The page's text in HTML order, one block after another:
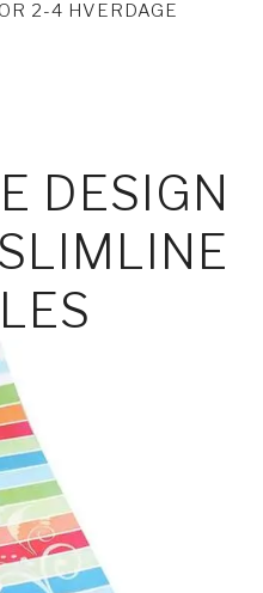
2-4 HVERDAGE
DESIGN